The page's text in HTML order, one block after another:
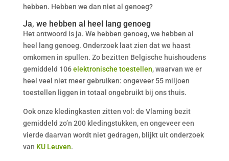
hebben. Hebben we dan niet al genoeg?
Ja, we hebben al heel lang genoeg
Het antwoord is ja. We hebben genoeg, we hebben al
heel lang genoeg. Onderzoek laat zien dat we haast
omkomen in spullen. Zo bezitten Belgische huishoudens
gemiddeld 106elektronische toestellen, waarvan we er
heel veel niet meer gebruiken: ongeveer 55 miljoen
toestellen liggen in totaal ongebruikt bij ons thuis.
Ook onze kledingkasten zitten vol: de Vlaming bezit
gemiddeld zo’n 200 kledingstukken, en ongeveer een
vierde daarvan wordt niet gedragen, blijkt uit onderzoek
van KU Leuven.